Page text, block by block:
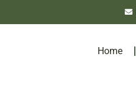
Home